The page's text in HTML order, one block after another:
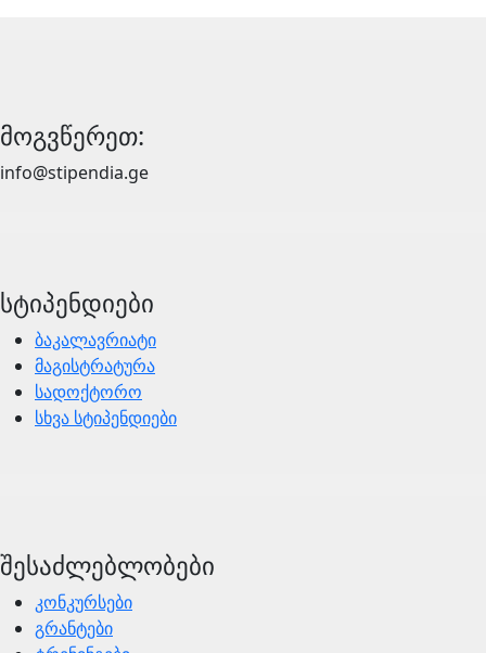
მოგვწერეთ:
info@stipendia.ge
სტიპენდიები
ბაკალავრიატი
მაგისტრატურა
სადოქტორო
სხვა სტიპენდიები
შესაძლებლობები
კონკურსები
გრანტები